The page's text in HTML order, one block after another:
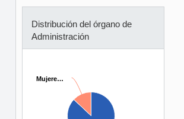
Distribución del órgano de
Administración
Mujere…
Mujere…